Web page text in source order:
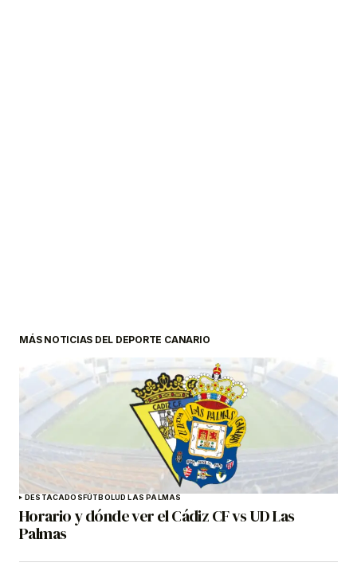
MÁS NOTICIAS DEL DEPORTE CANARIO
DESTACADOSFÚTBOLUD LAS PALMAS
Horario y dónde ver el Cádiz CF vs UD Las
Palmas